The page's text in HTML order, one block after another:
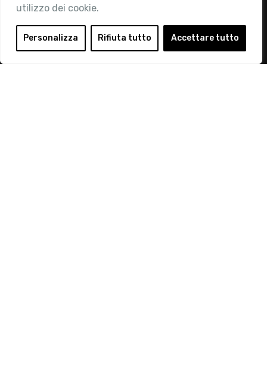
utilizzo dei cookie.
Personalizza Rifiuta tutto Accettare tutto
Area Riservata
Login
Diventa Socio